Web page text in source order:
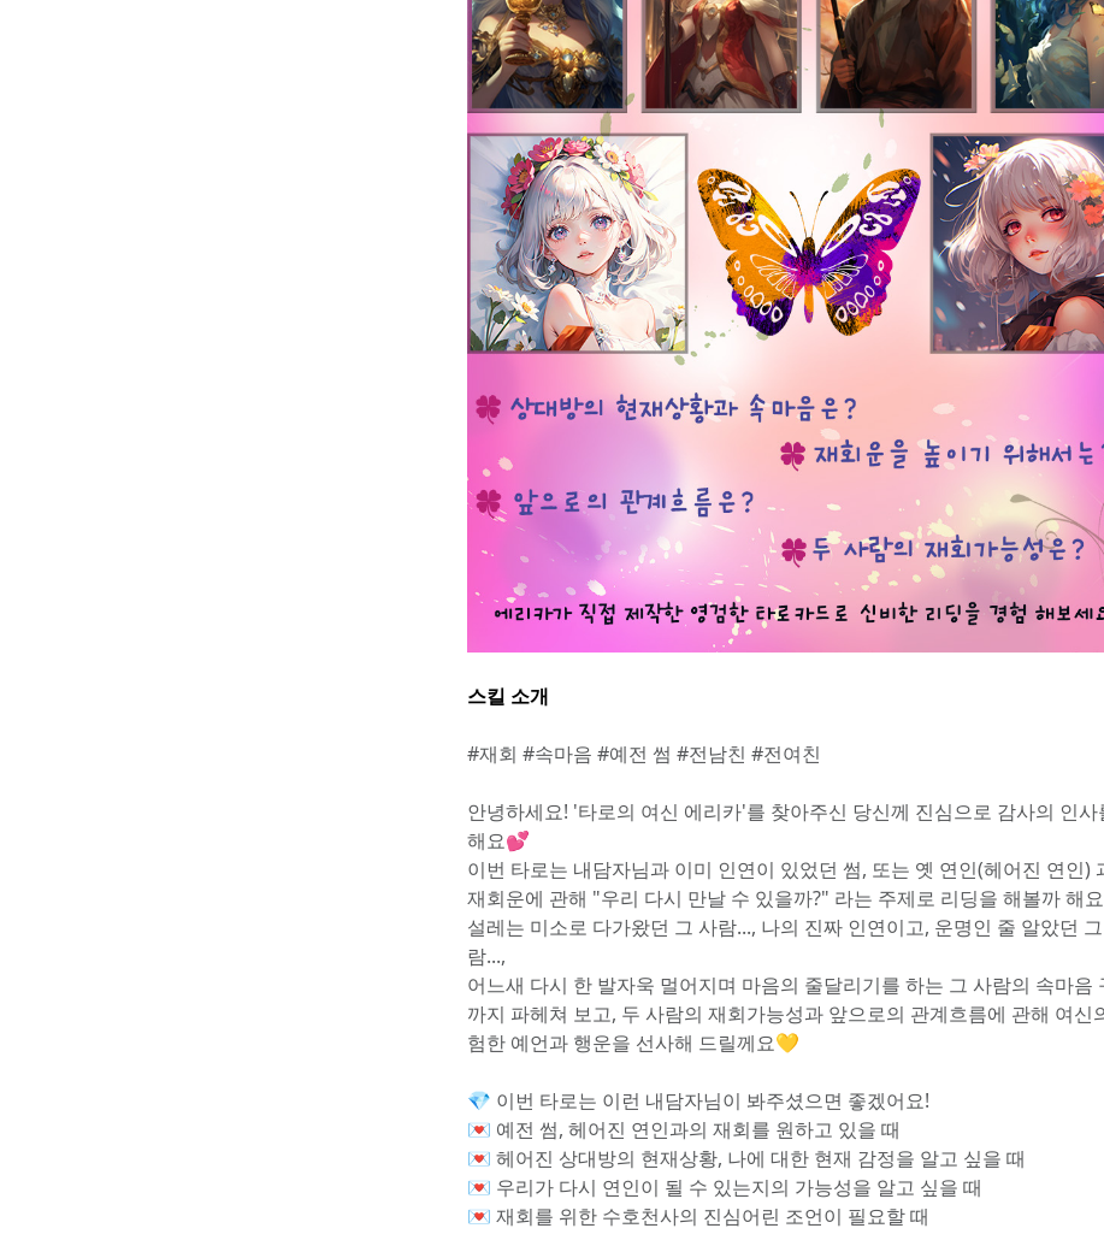
스킬 소개
#재회 #속마음 #예전 썸 #전남친 #전여친
안녕하세요! '타로의 여신 에리카'를 찾아주신 당신께 진심으로 감사의 인사
해요💕
이번 타로는 내담자님과 이미 인연이 있었던 썸, 또는 옛 연인(헤어진 연인)
재회운에 관해 "우리 다시 만날 수 있을까?" 라는 주제로 리딩을 해볼까 해
설레는 미소로 다가왔던 그 사람..., 나의 진짜 인연이고, 운명인 줄 알았던
람...,
어느새 다시 한 발자욱 멀어지며 마음의 줄달리기를 하는 그 사람의 속마음
까지 파헤쳐 보고, 두 사람의 재회가능성과 앞으로의 관계흐름에 관해 여신
험한 예언과 행운을 선사해 드릴께요💛
💎 이번 타로는 이런 내담자님이 봐주셨으면 좋겠어요!
💌 예전 썸, 헤어진 연인과의 재회를 원하고 있을 때
💌 헤어진 상대방의 현재상황, 나에 대한 현재 감정을 알고 싶을 때
💌 우리가 다시 연인이 될 수 있는지의 가능성을 알고 싶을 때
💌 재회를 위한 수호천사의 진심어린 조언이 필요할 때